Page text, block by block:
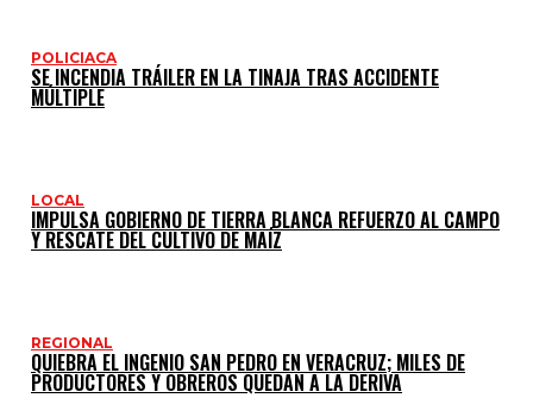
POLICIACA
SE INCENDIA TRÁILER EN LA TINAJA TRAS ACCIDENTE
MÚLTIPLE
LOCAL
IMPULSA GOBIERNO DE TIERRA BLANCA REFUERZO AL CAMPO
Y RESCATE DEL CULTIVO DE MAÍZ
REGIONAL
QUIEBRA EL INGENIO SAN PEDRO EN VERACRUZ; MILES DE
PRODUCTORES Y OBREROS QUEDAN A LA DERIVA